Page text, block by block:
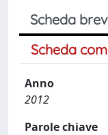
Scheda
Scheda
Anno
2012
Parole chiave